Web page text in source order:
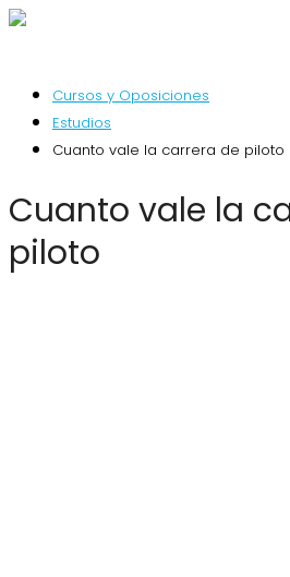
Cursos y Oposiciones
Estudios
Cuanto vale la carrera de piloto
Cuanto vale la
piloto